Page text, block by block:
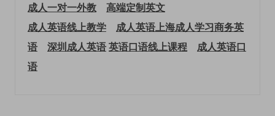
成人一对一外教
高端定制英文
成人英语线上教学
成人英语上海成人学习商务英
语
深圳成人英语英语口语线上课程
成人英语口
语